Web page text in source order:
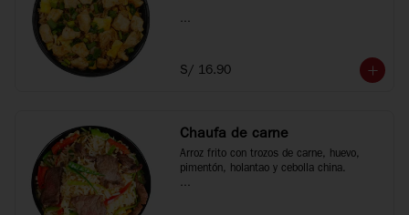
S/ 16.90
Chaufa de carne
Arroz frito con trozos de carne, huevo,
pimentón, holantao y cebolla china.